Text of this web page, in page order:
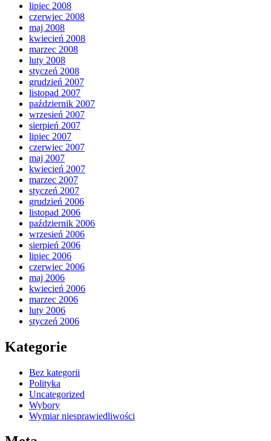
lipiec 2008
czerwiec 2008
maj 2008
kwiecień 2008
marzec 2008
luty 2008
styczeń 2008
grudzień 2007
listopad 2007
październik 2007
wrzesień 2007
sierpień 2007
lipiec 2007
czerwiec 2007
maj 2007
kwiecień 2007
marzec 2007
styczeń 2007
grudzień 2006
listopad 2006
październik 2006
wrzesień 2006
sierpień 2006
lipiec 2006
czerwiec 2006
maj 2006
kwiecień 2006
marzec 2006
luty 2006
styczeń 2006
Kategorie
Bez kategorii
Polityka
Uncategorized
Wybory
Wymiar niesprawiedliwości